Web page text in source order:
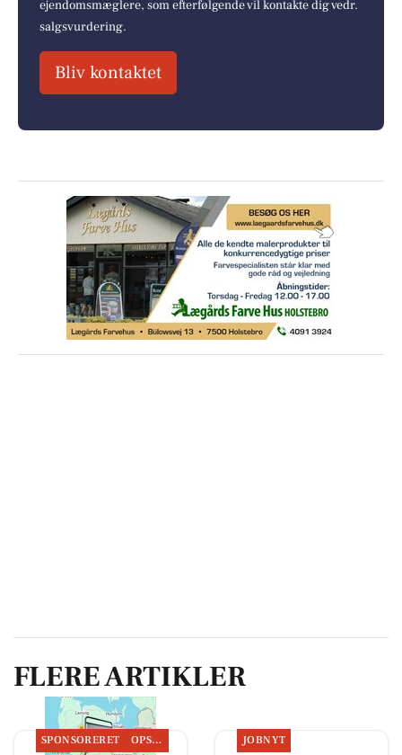
ejendomsmæglere, som efterfølgende vil kontakte dig vedr.
salgsvurdering.
Bliv kontaktet
FLERE ARTIKLER
SPONSORERET OPSLAGSTAVLEN JOBNYT